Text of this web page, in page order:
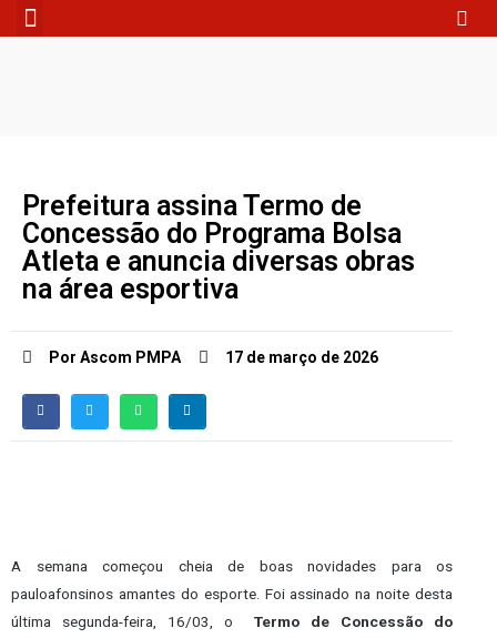
Prefeitura assina Termo de
Concessão do Programa Bolsa
Atleta e anuncia diversas obras
na área esportiva
Por Ascom PMPA 17 de março de 2026
A semana começou cheia de boas novidades para os
pauloafonsinos amantes do esporte. Foi assinado na noite desta
última segunda-feira, 16/03, o
Termo de Concessão do